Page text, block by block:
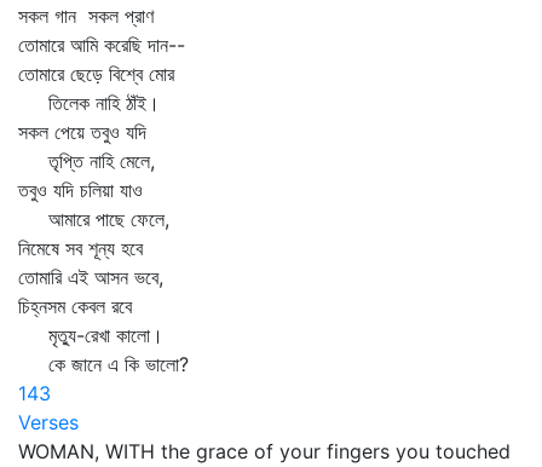
সকল গান সকল প্রাণ
তোমারে আমি করেছি দান--
তোমারে ছেড়ে বিশ্বে মোর
তিলেক নাহি ঠাঁই।
সকল পেয়ে তবুও যদি
তৃপ্তি নাহি মেলে,
তবুও যদি চলিয়া যাও
আমারে পাছে ফেলে,
নিমেষে সব শূন্য হবে
তোমারি এই আসন ভবে,
চিহ্নসম কেবল রবে
মৃত্যু-রেখা কালো।
কে জানে এ কি ভালো?
143
Verses
WOMAN, WITH the grace of your fingers you touched